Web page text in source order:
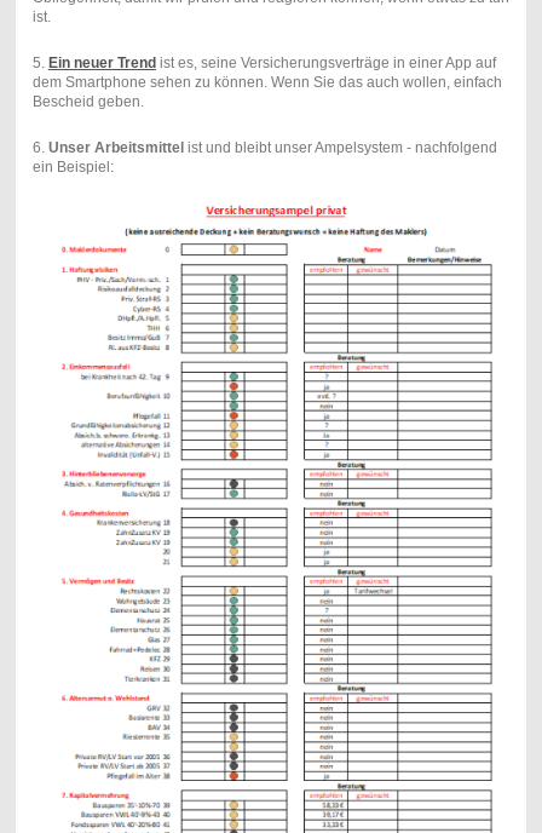
ist.
5. Ein neuer Trend ist es, seine Versicherungsverträge in einer App auf
dem Smartphone sehen zu können. Wenn Sie das auch wollen, einfach
Bescheid geben.
6. Unser Arbeitsmittel ist und bleibt unser Ampelsystem - nachfolgend
ein Beispiel: